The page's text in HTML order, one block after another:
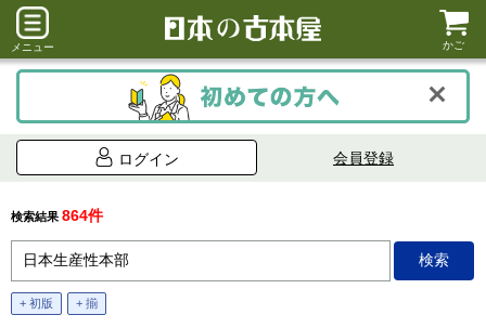
メニュー かご
ログイン 会員登録
検索結果 864件
+ 初版 + 揃